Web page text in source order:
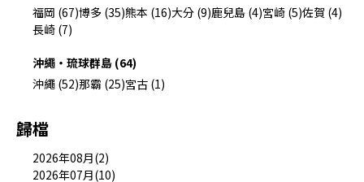
福岡 (67)博多 (35)熊本 (16)大分 (9)鹿兒島 (4)宮崎 (5)佐賀 (4)
長崎 (7)
沖繩・琉球群島 (64)
沖繩 (52)那霸 (25)宮古 (1)
歸檔
2026年08月(2)
2026年07月(10)